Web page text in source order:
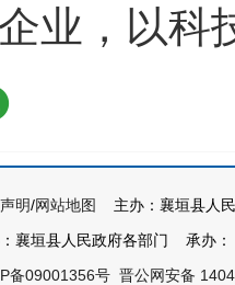
业，以科
明/网站地图
主办：襄垣县人
襄垣县人民政府各部门 承办
备09001356号 晋公网安备